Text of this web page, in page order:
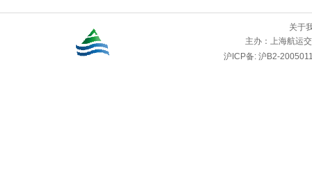
关于
主办： 上海航运
沪ICP备: 沪B2-